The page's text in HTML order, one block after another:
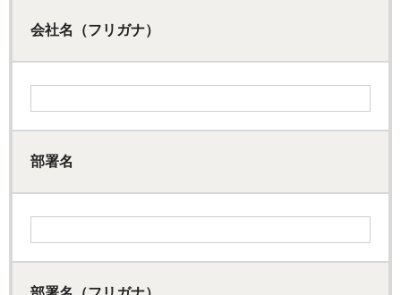
会社名（フリガナ）
部署名